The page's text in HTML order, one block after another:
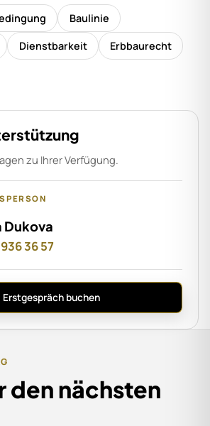
Baulinie
Dienstbarkeit Erbbaurecht
zu Ihrer Verfügung.
Dukova
36 57
Erstgespräch buchen
den nächsten